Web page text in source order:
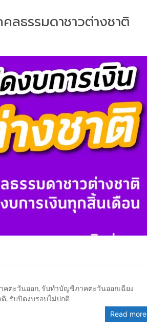
ลธรรมดาชาวต่างชาติ
คตะวันออก, รับทำบัญชีภาคตะวันออกเฉียง
ติ, รับปิดงบรอบไม่ปกติ
Read more